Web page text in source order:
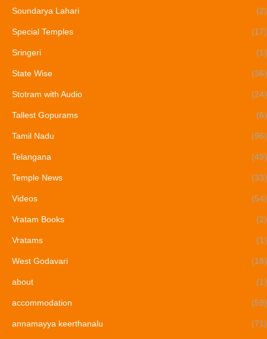
Soundarya Lahari (2)
Special Temples (17)
Sringeri (1)
State Wise (36)
Stotram with Audio (24)
Tallest Gopurams (6)
Tamil Nadu (96)
Telangana (49)
Temple News (33)
Videos (54)
Vratam Books (2)
Vratams (1)
West Godavari (18)
about (1)
accommodation (59)
annamayya keerthanalu (71)